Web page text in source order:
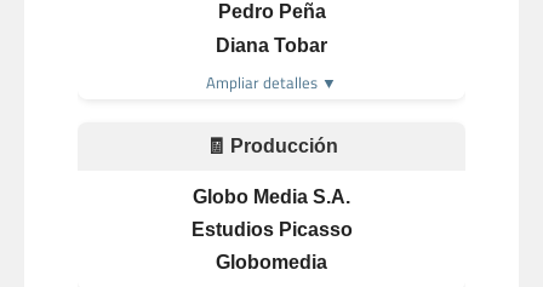
Pedro Peña
Diana Tobar
Ampliar detalles ▼
🧾 Producción
Globo Media S.A.
Estudios Picasso
Globomedia